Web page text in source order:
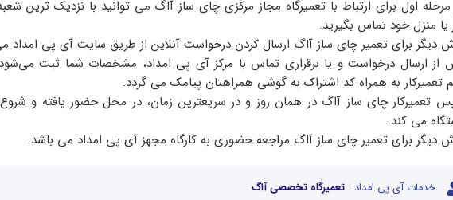
اول برای ارتباط با تعمیرگاه مجاز مرکزی چای ساز آاگ می توانید با نزدیک ترین
یا منزل خود تماس بگیرید.
دیگر برای تعمیر چای ساز آاگ ارسال کردن درخواست آنلاین از طریق سایت آی پی امداد
از ارسال درخواست و یا برقراری تماس با مرکز آی پی امداد، مشخصات شما ثبت
تعمیرکار به همراه کد اشتراک به گوشی همراهتان پیامک می گردد.
تعمیرکار چای ساز آاگ در همان روز و در سریعترین زمان، در محل حضور یافته و شروع
می کند.
دیگر برای تعمیر چای ساز آاگ مراجعه حضوری به کارگاه مجهز آی پی امداد می باشد.
خدمات آی پی امداد: تعمیرگاه تخصصی آاگ